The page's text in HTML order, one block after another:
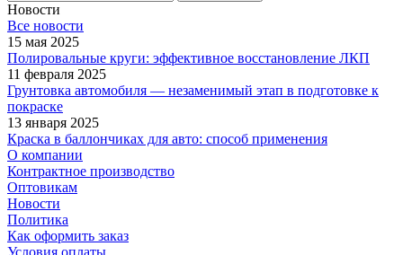
Новости
Все новости
15 мая 2025
Полировальные круги: эффективное восстановление ЛКП
11 февраля 2025
Грунтовка автомобиля — незаменимый этап в подготовке к
покраске
13 января 2025
Краска в баллончиках для авто: способ применения
О компании
Контрактное производство
Оптовикам
Новости
Политика
Как оформить заказ
Условия оплаты